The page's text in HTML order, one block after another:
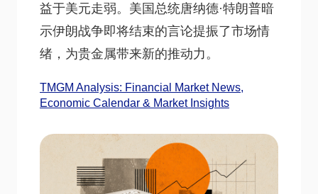
益于美元走弱。美国总统唐纳德·特朗普暗
示伊朗战争即将结束的言论提振了市场情
绪，为贵金属带来新的推动力。
TMGM Analysis: Financial Market News,
Economic Calendar & Market Insights